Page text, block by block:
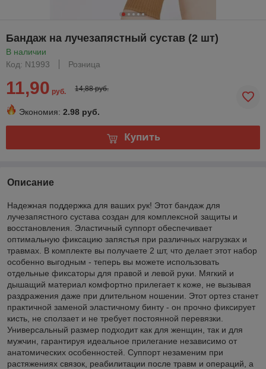
Бандаж на лучезапястный сустав (2 шт)
В наличии
Код: N1993
Розница
11,90 руб. 14,88 руб.
Экономия: 2.98 руб.
Купить
Описание
Надежная поддержка для ваших рук! Этот бандаж для
лучезапястного сустава создан для комплексной защиты и
восстановления. Эластичный суппорт обеспечивает
оптимальную фиксацию запястья при различных нагрузках и
травмах. В комплекте вы получаете 2 шт, что делает этот набор
особенно выгодным - теперь вы можете использовать
отдельные фиксаторы для правой и левой руки. Мягкий и
дышащий материал комфортно прилегает к коже, не вызывая
раздражения даже при длительном ношении. Этот ортез станет
практичной заменой эластичному бинту - он прочно фиксирует
кисть, не сползает и не требует постоянной перевязки.
Универсальный размер подходит как для женщин, так и для
мужчин, гарантируя идеальное прилегание независимо от
анатомических особенностей. Суппорт незаменим при
растяжениях связок, реабилитации после травм и операций, а